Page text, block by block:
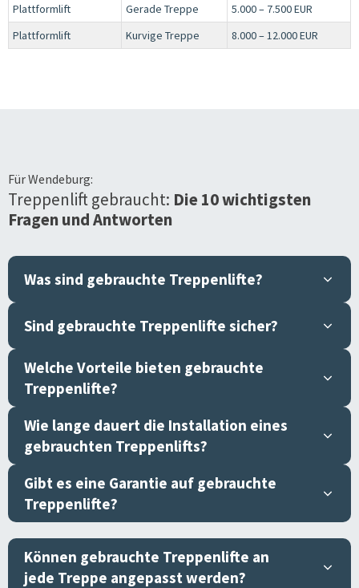
Plattformlift
Gerade Treppe
5.000 – 7.500 EUR
Plattformlift
Kurvige Treppe 8.000 – 12.000 EUR
FürWendeburg:
Treppenlift gebraucht: Die 10 wichtigsten
Fragen und Antworten
Was sind gebrauchte Treppenlifte?
Sind gebrauchte Treppenlifte sicher?
Welche Vorteile bieten gebrauchte
Treppenlifte?
Wie lange dauert die Installation eines
gebrauchten Treppenlifts?
Gibt es eine Garantie auf gebrauchte
Treppenlifte?
Können gebrauchte Treppenlifte an
jede Treppe angepasst werden?